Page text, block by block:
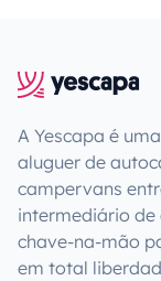
A Yescapa é
aluguer de
campervans
intermediário de
chave-na-mão
em total